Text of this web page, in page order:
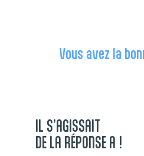
Vous avez la
IL S’AGISSAIT
DE LA RÉPONSE A !